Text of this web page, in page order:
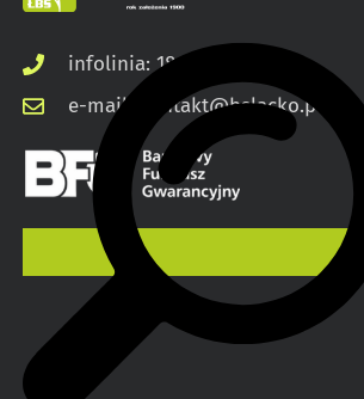
infolinia: 18 545 03 00
e-mail: kontakt@bslacko.pl